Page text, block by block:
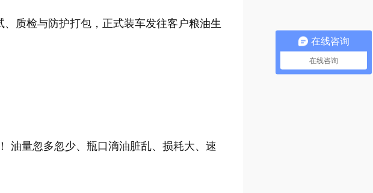
质检与防护打包，正式装车发往客户粮油生
油量忽多忽少、瓶口滴油脏乱、损耗大、速
在线咨询
在线咨询